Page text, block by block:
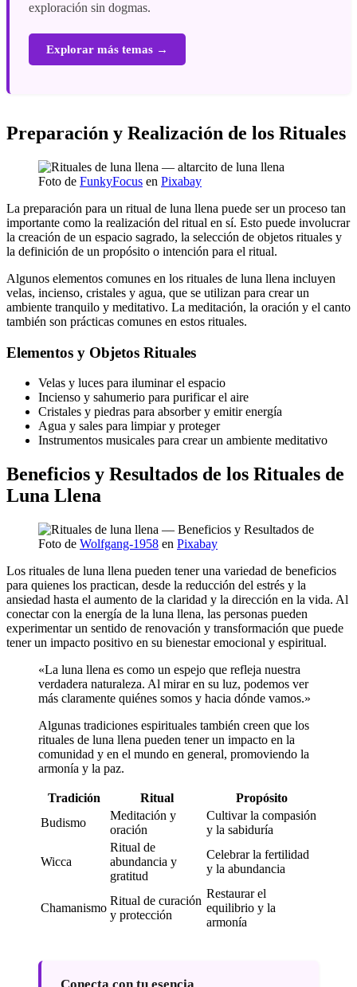
exploración sin dogmas.
Explorar más temas →
Preparación y Realización de los Rituales
Foto de FunkyFocus en Pixabay
La preparación para un ritual de luna llena puede ser un proceso tan
importante como la realización del ritual en sí. Esto puede involucrar
la creación de un espacio sagrado, la selección de objetos rituales y
la definición de un propósito o intención para el ritual.
Algunos elementos comunes en los rituales de luna llena incluyen
velas, incienso, cristales y agua, que se utilizan para crear un
ambiente tranquilo y meditativo. La meditación, la oración y el canto
también son prácticas comunes en estos rituales.
Elementos y Objetos Rituales
Velas y luces para iluminar el espacio
Incienso y sahumerio para purificar el aire
Cristales y piedras para absorber y emitir energía
Agua y sales para limpiar y proteger
Instrumentos musicales para crear un ambiente meditativo
Beneficios y Resultados de los Rituales de
Luna Llena
Foto de Wolfgang-1958 en Pixabay
Los rituales de luna llena pueden tener una variedad de beneficios
para quienes los practican, desde la reducción del estrés y la
ansiedad hasta el aumento de la claridad y la dirección en la vida. Al
conectar con la energía de la luna llena, las personas pueden
experimentar un sentido de renovación y transformación que puede
tener un impacto positivo en su bienestar emocional y espiritual.
«La luna llena es como un espejo que refleja nuestra
verdadera naturaleza. Al mirar en su luz, podemos ver
más claramente quiénes somos y hacia dónde vamos.»
Algunas tradiciones espirituales también creen que los
rituales de luna llena pueden tener un impacto en la
comunidad y en el mundo en general, promoviendo la
armonía y la paz.
Tradición Ritual
Propósito
Budismo
Meditación y
oración
Cultivar la compasión
y la sabiduría
Wicca
Ritual de
abundancia y
gratitud
Celebrar la fertilidad
y la abundancia
Chamanismo
Ritual de curación
y protección
Restaurar el
equilibrio y la
armonía